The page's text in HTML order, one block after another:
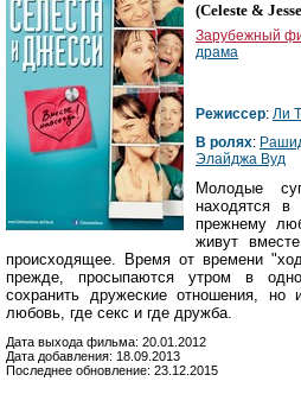
(Celeste &
Зарубежный
драма
Режиссер: Ли
В ролях:
Элайджа Вуд
Молодые
находятся
прежнему
живут
происходящее. Время от времени
прежде, просыпаются утром в
сохранить дружеские отношения, но
любовь, где секс и где дружба.
Дата выхода фильма: 20.01.2012
Дата добавления: 18.09.2013
Последнее обновление: 23.12.2015